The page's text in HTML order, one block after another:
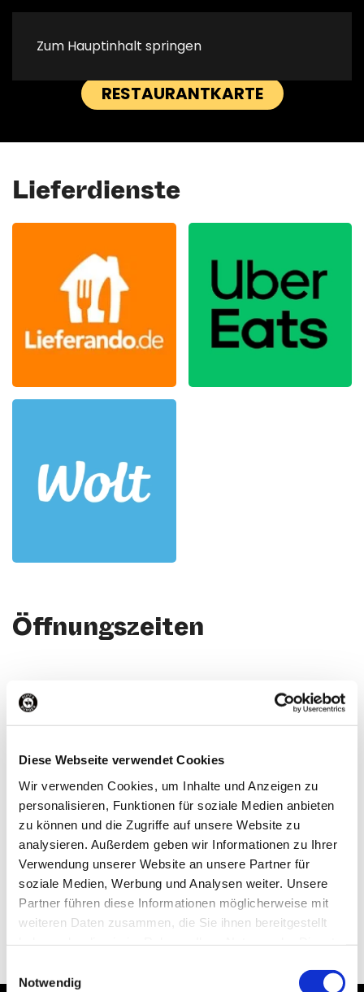
Diese Webseite verwendet Cookies
Wir verwenden Cookies, um Inhalte und Anzeigen zu
personalisieren, Funktionen für soziale Medien anbieten
zu können und die Zugriffe auf unsere Website zu
analysieren. Außerdem geben wir Informationen zu Ihrer
Verwendung unserer Website an unsere Partner für
soziale Medien, Werbung und Analysen weiter. Unsere
Partner führen diese Informationen möglicherweise mit
weiteren Daten zusammen, die Sie ihnen bereitgestellt
personenbezogene Daten in die USA, womit ein
Notwendig
Zum Hauptinhalt springen
Lange Reihe
Lange Reihe
RESERVIERUNG
RESTAURANTKARTE
Lieferdienste
Öffnungszeiten
Kontakt
RUFF’S BURGER Lange Reihe
Lange Reihe 40
20099 Hamburg
Deutschland
Mail: langereihe@ruffsburger.de
Tel.:+494023953382